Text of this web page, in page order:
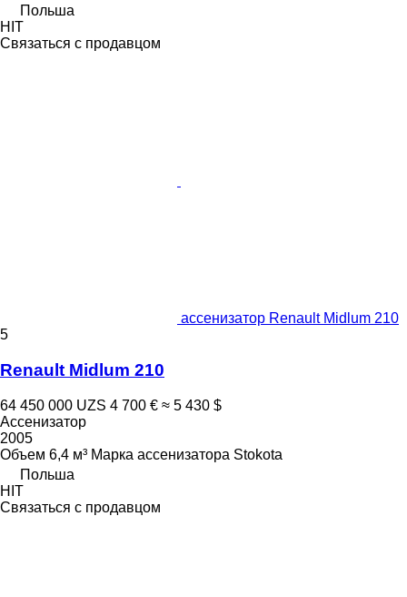
Польша
HIT
Связаться с продавцом
ассенизатор Renault Midlum 210
5
Renault Midlum 210
64 450 000 UZS 4 700 € ≈ 5 430 $
Ассенизатор
2005
Объем 6,4 м³ Марка ассенизатора Stokota
Польша
HIT
Связаться с продавцом